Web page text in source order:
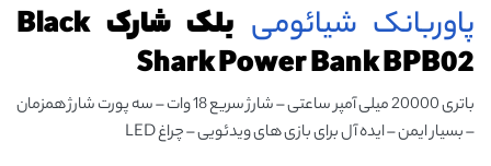
پاوربانک شیائومی
بلک شارک Black
Shark Power Bank BPB02
باتری 20000 میلی آمپر ساعتی – شارژ سریع 18 وات – سه پورت شارژ همزمان
– بسیار ایمن – ایده آل برای بازی های ویدئویی – چراغ LED